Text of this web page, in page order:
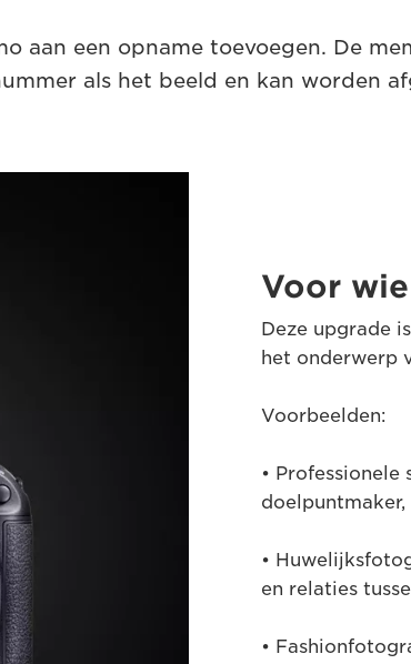
aan een opname toevoegen. De
als het beeld en kan worden
Voor
Deze upgrade
het onderwerp
Voorbeelden:
•
•
en relaties
•